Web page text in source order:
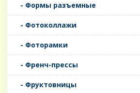
- Формы разъемные
- Фотоколлажи
- Фоторамки
- Френч-прессы
- Фруктовницы